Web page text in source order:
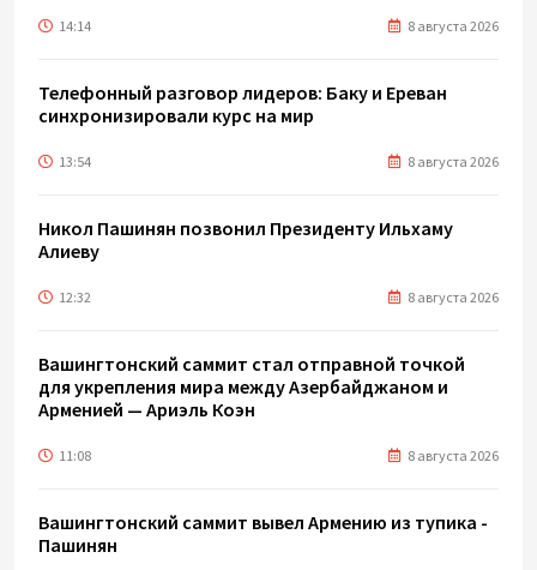
14:14 8 августа 2026
Телефонный разговор лидеров: Баку и Ереван
синхронизировали курс на мир
13:54 8 августа 2026
Никол Пашинян позвонил Президенту Ильхаму
Алиеву
12:32 8 августа 2026
Вашингтонский саммит стал отправной точкой
для укрепления мира между Азербайджаном и
Арменией — Ариэль Коэн
11:08 8 августа 2026
Вашингтонский саммит вывел Армению из тупика -
Пашинян